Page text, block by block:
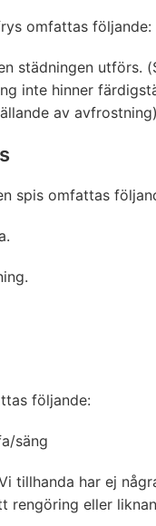
omfattas följande:
städningen utförs.
inte hinner
av avfrostning)
spis omfattas
följande:
säng
tillhanda har ej
rengöring eller